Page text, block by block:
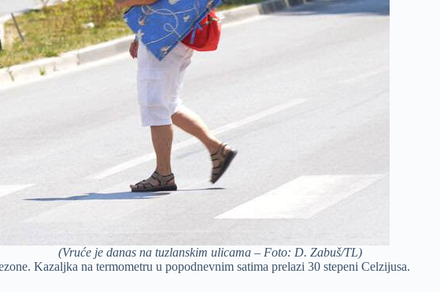
(Vruće je danas na tuzlanskim ulicama – Foto: D. Zabuš/TL)
Kazaljka na termometru u popodnevnim satima prelazi 30 stepeni Celzijusa.